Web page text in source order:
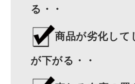
る・・
商品が劣化して
が下がる・・